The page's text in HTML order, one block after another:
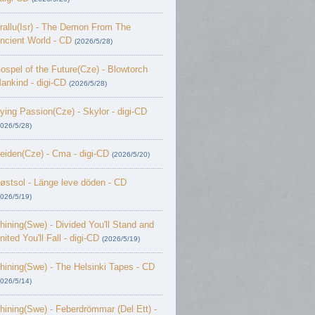
- The Demon From The
World - CD (2026/5/28)
of the Future(Cze) - Blowtorch
- digi-CD (2026/5/28)
Passion(Cze) - Skylor - digi-CD
5/28)
- Cma - digi-CD (2026/5/20)
- L​ä​nge leve dö​den - CD
5/19)
- Divided You'll Stand and
You'll Fall - digi-CD (2026/5/19)
- The Helsinki Tapes - CD
5/14)
- Feberdrömmar (Del Ett) -